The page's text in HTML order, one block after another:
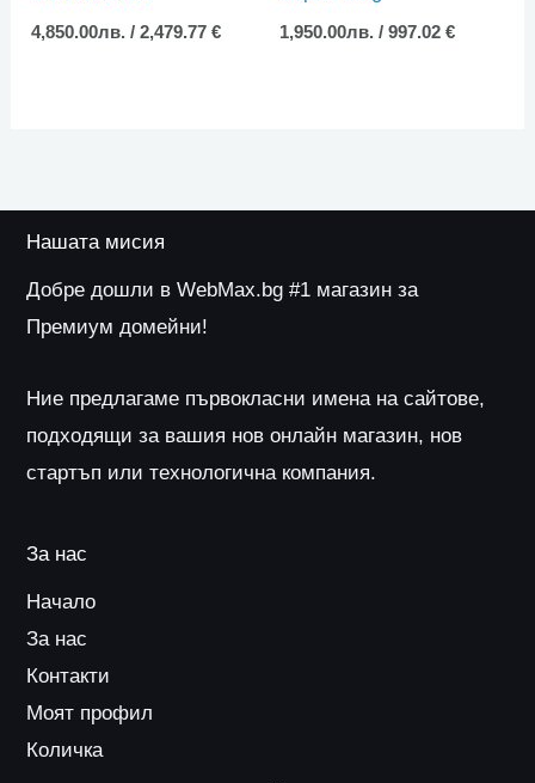
4,850.00лв. / 2,479.77 € 1,950.00лв. / 997.02 €
Нашата мисия
Добре дошли в WebMax.bg #1 магазин за
Премиум домейни!
Ние предлагаме първокласни имена на сайтове,
подходящи за вашия нов онлайн магазин, нов
стартъп или технологична компания.
За нас
Начало
За нас
Контакти
Моят профил
Количка